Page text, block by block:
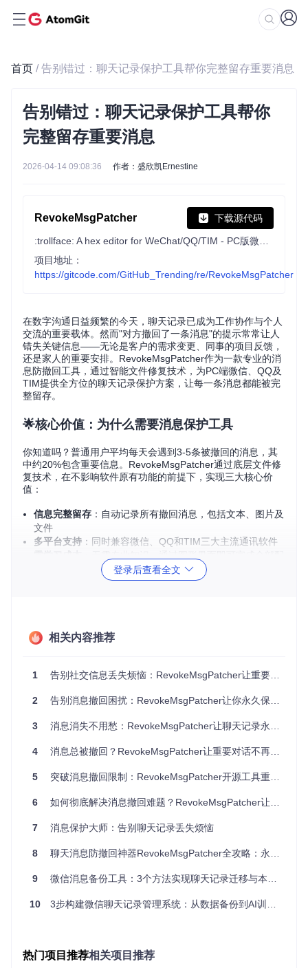
首页 / 告别错过：聊天记录保护工具帮你完整留存重要消息
告别错过：聊天记录保护工具帮你
完整留存重要消息
2026-04-14 09:08:36 作者：盛欣凯Ernestine
RevokeMsgPatcher 下载源代码
项目地址：
https://gitcode.com/GitHub_Trending/re/RevokeMsgPatcher
在数字沟通日益频繁的今天，聊天记录已成为工作协作与个人
交流的重要载体。然而"对方撤回了一条消息"的提示常常让人
错失关键信息——无论是客户的需求变更、同事的项目反馈，
还是家人的重要安排。RevokeMsgPatcher作为一款专业的消
息防撤回工具，通过智能文件修复技术，为PC端微信、QQ及
TIM提供全方位的聊天记录保护方案，让每一条消息都能被完
整留存。
🌟核心价值：为什么需要消息保护工具
你知道吗？普通用户平均每天会遇到3-5条被撤回的消息，其
中约20%包含重要信息。RevokeMsgPatcher通过底层文件修
复技术，在不影响软件原有功能的前提下，实现三大核心价
值：
信息完整留存 ：自动记录所有撤回消息，包括文本、图片及
文件
多平台支持 ：同时兼容微信、QQ和TIM三大主流通讯软件
：目标通讯软件（微信/QQ/TIM）已正确安装并能正常运行
小技巧：按下Win+R输入 cmd，在命令提示符中输入dotnet -
克隆项目仓库到本地：
git clone
进入项目文件夹，找到 RevokeMsgPatcher.exe，右键选
具需要修改通讯软件的配置文件，这一步是确保文件修复
程序会自动检测已安装的通讯软件，点击"开始修复"按钮
登录后查看全文
相关内容推荐
1 告别社交信息丢失烦恼：RevokeMsgPatcher让重要聊天记录永久留存
2 告别消息撤回困扰：RevokeMsgPatcher让你永久保存重要对话的终极解决方案
3 消息消失不用愁：RevokeMsgPatcher让聊天记录永久保存的实用指南
4 消息总被撤回？RevokeMsgPatcher让重要对话不再消失
5 突破消息撤回限制：RevokeMsgPatcher开源工具重新定义聊天记录留存
6 如何彻底解决消息撤回难题？RevokeMsgPatcher让重要信息永不丢失
7 消息保护大师：告别聊天记录丢失烦恼
8 聊天消息防撤回神器RevokeMsgPatcher全攻略：永久保存重要对话的秘密武器
9 微信消息备份工具：3个方法实现聊天记录迁移与本地数据安全管理
10 3步构建微信聊天记录管理系统：从数据备份到AI训练全指南
热门项目推荐相关项目推荐